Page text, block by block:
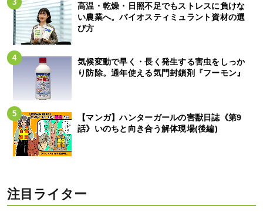
高温・乾燥・日照不足でもストレスに負けな
い農業へ。バイオスティミュラント資材の選
び方
気候変動で早く・長く発生する害虫をしっか
り防除。通年使える気門封鎖剤『フーモン』
【マンガ】ハンターガールの害獣日誌《第9
話》いのちと向き合う解体現場(後編)
注目ライター